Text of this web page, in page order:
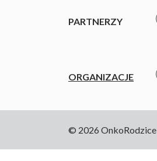
PARTNERZY
ORGANIZACJE
© 2026 OnkoRodzice